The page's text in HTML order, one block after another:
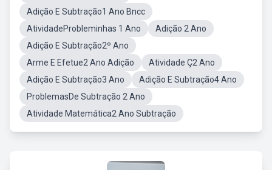
Adição E Subtração1 Ano Bncc
AtividadeProbleminhas 1 Ano
Adição 2 Ano
Adição E Subtração2º Ano
Arme E Efetue2 Ano Adição
Atividade Ç2 Ano
Adição E Subtração3 Ano
Adição E Subtração4 Ano
ProblemasDe Subtração 2 Ano
Atividade Matemática2 Ano Subtração